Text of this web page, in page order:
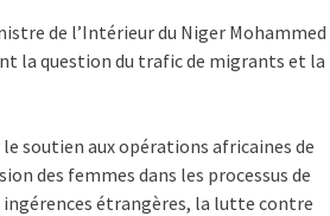
de l’Intérieur du Niger Mohammed
la question du trafic de migrants et la
soutien aux opérations africaines de
des femmes dans les processus de
ingérences étrangères, la lutte contre